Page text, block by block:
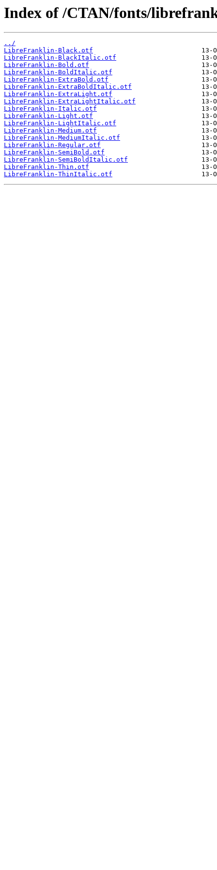
Index of /CTAN/fonts/
../
LibreFranklin-Black.otf
LibreFranklin-BlackItalic.otf
LibreFranklin-Bold.otf
LibreFranklin-BoldItalic.otf
LibreFranklin-ExtraBold.otf
LibreFranklin-ExtraBoldItalic.otf
LibreFranklin-ExtraLight.otf
LibreFranklin-ExtraLightItalic.otf
LibreFranklin-Italic.otf
LibreFranklin-Light.otf
LibreFranklin-LightItalic.otf
LibreFranklin-Medium.otf
LibreFranklin-MediumItalic.otf
LibreFranklin-Regular.otf
LibreFranklin-SemiBold.otf
LibreFranklin-SemiBoldItalic.otf
LibreFranklin-Thin.otf
LibreFranklin-ThinItalic.otf